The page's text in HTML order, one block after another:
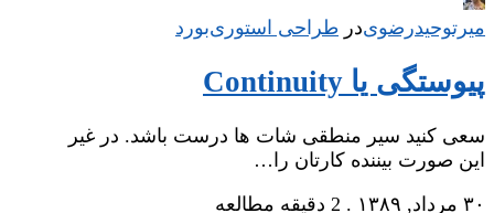
میر‌توحیدرضویدر طراحی استوری‌بورد
پیوستگی یا Continuity
سعی کنید سیر منطقی شات ها درست باشد. در غیر
این صورت بیننده کارتان را…
۳۰ مرداد, ۱۳۸۹
. 2 دقیقه مطالعه